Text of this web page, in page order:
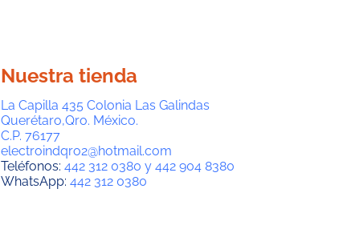
Nuestra tienda
La Capilla 435 Colonia Las Galindas
Querétaro,Qro. México.
C.P. 76177
electroindqro2@hotmail.com
Teléfonos: 442 312 0380 y 442 904 8380
WhatsApp: 442 312 0380